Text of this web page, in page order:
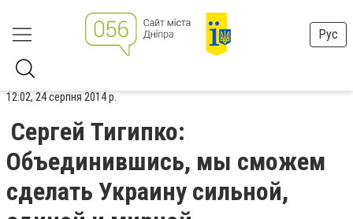
Рус
12:02, 24 серпня 2014 р.
Сергей Тигипко:
Объединившись, мы сможем
сделать Украину сильной,